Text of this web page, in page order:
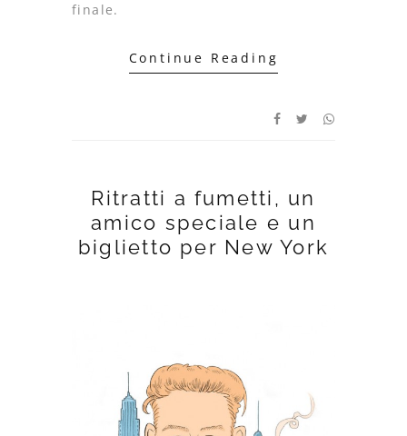
finale.
Continue Reading
Ritratti a fumetti, un
amico speciale e un
biglietto per New York